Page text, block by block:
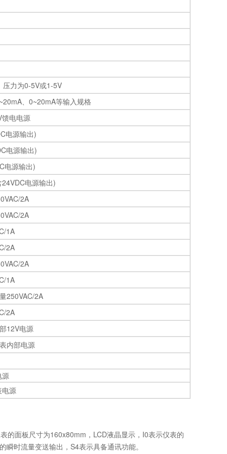
压力为0-5V或1-5V
、0~20mA等输入规格
电电源
电源输出)
电源输出)
电源输出)
电源输出)
2A
2A
1A
2A
2A
1A
250VAC/2A
2A
12V电源
内部电源
源
电源
的面板尺寸为160x80mm，LCD液晶显示，I0表示仪表的
时流量变送输出，S4表示具备通讯功能。